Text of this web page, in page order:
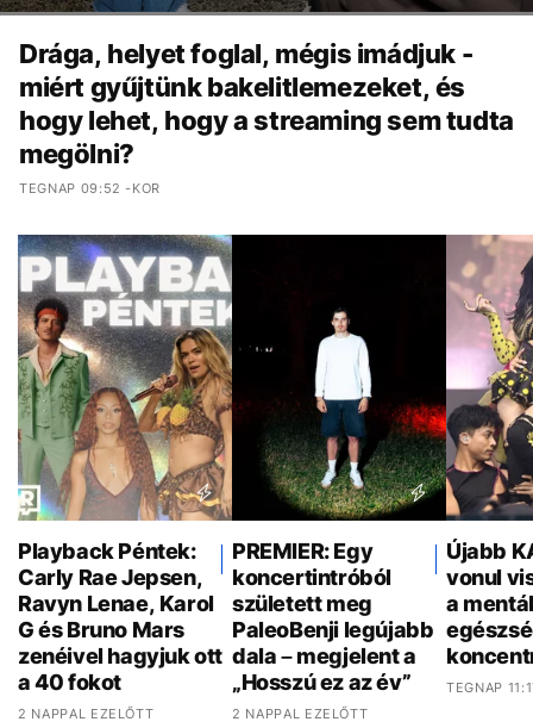
Drága, helyet foglal, mégis imádjuk -
miért gyűjtünk bakelitlemezeket, és
hogy lehet, hogy a streaming sem tudta
megölni?
TEGNAP 09:52 -KOR
Playback Péntek:
Carly Rae Jepsen,
Ravyn Lenae, Karol
G és Bruno Mars
zenéivel hagyjuk ott
a 40 fokot
2 NAPPAL EZELŐTT
PREMIER: Egy
koncertintróból
született meg
PaleoBenji legújabb
dala – megjelent a
„Hosszú ez az év”
2 NAPPAL EZELŐTT
Újabb
vonul
a
TEGNAP